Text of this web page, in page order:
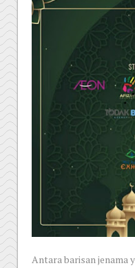
Antara barisan jenama